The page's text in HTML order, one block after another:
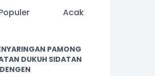
Acak
PAMONG
DUKUH SIDATAN